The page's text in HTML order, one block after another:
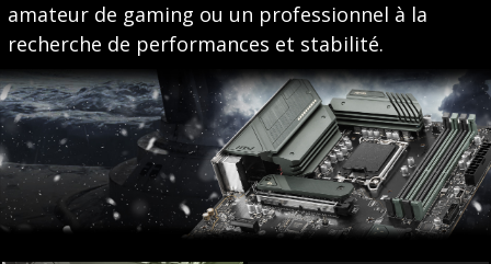
amateur de gaming ou un professionnel à la
recherche de performances et stabilité.